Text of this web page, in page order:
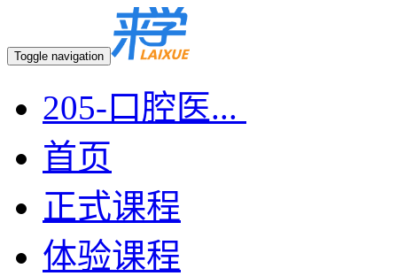
Toggle navigation
205-口腔医...
首页
正式课程
体验课程